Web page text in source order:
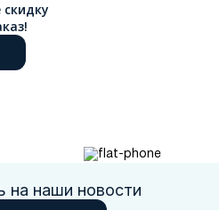
на наши новости